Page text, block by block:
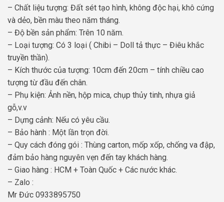
– Chất liệu tượng: Đất sét tạo hình, không độc hại, khô cứng
và dẻo, bền màu theo năm tháng.
– Độ bền sản phẩm: Trên 10 năm.
– Loại tượng: Có 3 loại ( Chibi – Doll tả thực – Điêu khắc
truyền thần).
– Kích thước của tượng: 10cm đến 20cm – tính chiều cao
tượng từ đầu đến chân.
– Phụ kiện: Ảnh nền, hộp mica, chụp thủy tinh, nhựa giả
gỗ,v.v
– Dựng cảnh: Nếu có yêu cầu.
– Bảo hành : Một lần trọn đời.
– Quy cách đóng gói : Thùng carton, mốp xốp, chống va đập,
đảm bảo hàng nguyên vẹn đến tay khách hàng.
– Giao hàng : HCM + Toàn Quốc + Các nước khác.
– Zalo :
Mr Đức 0933895750